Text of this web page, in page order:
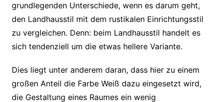
grundlegenden Unterschiede, wenn es darum geht,
den Landhausstil mit dem rustikalen Einrichtungsstil
zu vergleichen. Denn: beim Landhausstil handelt es
sich tendenziell um die etwas hellere Variante.
Dies liegt unter anderem daran, dass hier zu einem
großen Anteil die Farbe Weiß dazu eingesetzt wird,
die Gestaltung eines Raumes ein wenig